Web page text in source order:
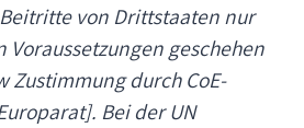
von Drittstaaten nur
Voraussetzungen geschehen
Zustimmung durch CoE-
Bei der UN